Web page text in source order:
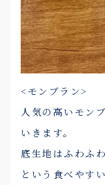
<モンブラン>
人気の高いモン
いきます。
底生地はふわふ
という食べやす